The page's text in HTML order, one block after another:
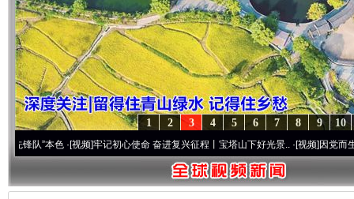
10
9
8
7
6
5
4
3
2
1
·[视频]牢记初心使命 奋进复兴征程丨宝塔山下好光景..·[视频]因党而生 为党而战